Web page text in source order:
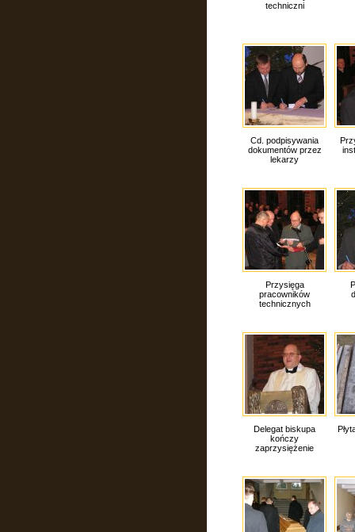
techniczni
Cd. podpisywania
dokumentów przez
lekarzy
Przysięga
pracowników
technicznych
Delegat biskupa
kończy
zaprzysiężenie